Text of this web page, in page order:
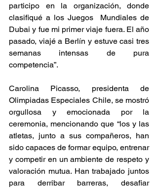
participo en la organización, donde
clasifiqué a los Juegos  Mundiales de
Dubai y fue mi primer viaje fuera. El año
pasado, viajé a Berlín y estuve casi tres
semanas intensas de pura
competencia”.
Carolina Picasso, presidenta de
Olimpiadas Especiales Chile, se mostró
orgullosa y emocionada por la
ceremonia, mencionando que “los y las
atletas, junto a sus compañeros, han
sido capaces de formar equipo, entrenar
y competir en un ambiente de respeto y
valoración mutua. Han trabajado juntos
para derribar barreras, desafiar